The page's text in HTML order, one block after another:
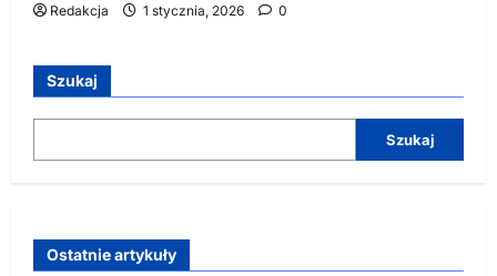
Redakcja 1 stycznia, 2026 0
Szukaj
Szukaj
Ostatnie artykuły